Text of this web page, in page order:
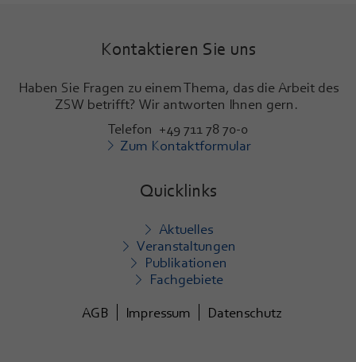
Kontaktieren Sie uns
Haben Sie Fragen zu einem Thema, das die Arbeit des
ZSW betrifft? Wir antworten Ihnen gern.
Telefon +49 711 78 70-0
Zum Kontaktformular
Quicklinks
Aktuelles
Veranstaltungen
Publikationen
Fachgebiete
AGB
Impressum Datenschutz